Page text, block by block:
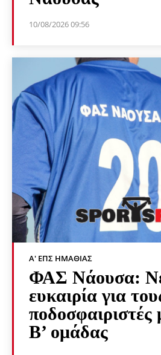
10/08/2026 09:56
Α' ΕΠΣ ΗΜΑΘΊΑΣ
ΦΑΣ Νάουσα:
ευκαιρία για
Β’ ομάδας